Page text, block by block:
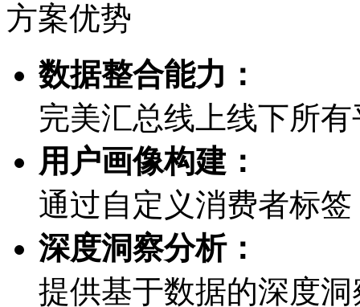
方案优势
数据整合能力：
完美汇总线上线下所
用户画像构建：
通过自定义消费者标签
深度洞察分析：
提供基于数据的深度洞